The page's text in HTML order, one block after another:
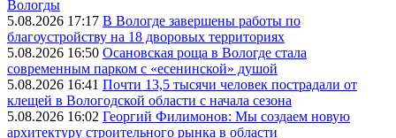
Вологды
5.08.2026 17:17 В Вологде завершены работы по
благоустройству на 18 дворовых территориях
5.08.2026 16:50 Осановская роща в Вологде стала
современным парком с «есенинской» душой
5.08.2026 16:41 Почти 13,5 тысячи человек пострадали от
клещей в Вологодской области с начала сезона
5.08.2026 16:02 Георгий Филимонов: Мы создаем новую
архитектуру строительного рынка в области